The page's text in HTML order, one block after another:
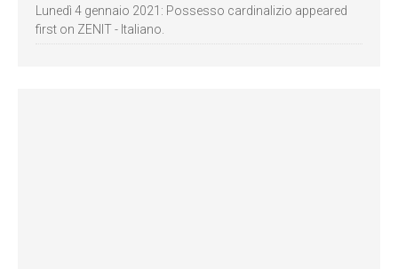
Lunedì 4 gennaio 2021: Possesso cardinalizio appeared
first on ZENIT - Italiano.